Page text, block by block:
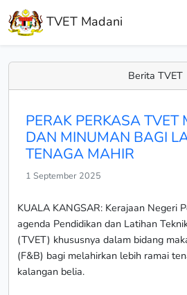
TVET Madani
Berita TVET
PERAK PERKASA TVET
DAN MINUMAN BAGI
TENAGA MAHIR
1 September 2025
KUALA KANGSAR: Kerajaan Negeri
agenda Pendidikan dan Latihan
(TVET) khususnya dalam bidang
(F&B) bagi melahirkan lebih ramai
kalangan belia.